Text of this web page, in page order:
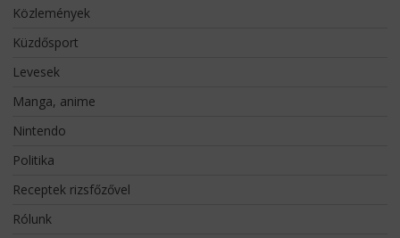
Közlemények
Küzdősport
Levesek
Manga, anime
Nintendo
Politika
Receptek rizsfőzővel
Rólunk